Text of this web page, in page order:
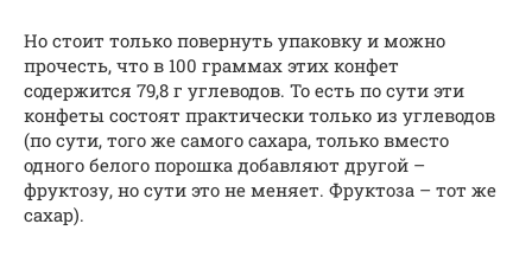
Но стоит только повернуть упаковку и можно
прочесть, что в 100 граммах этих конфет
содержится 79,8 г углеводов. То есть по сути эти
конфеты состоят практически только из углеводов
(по сути, того же самого сахара, только вместо
одного белого порошка добавляют другой –
фруктозу, но сути это не меняет. Фруктоза – тот же
сахар).